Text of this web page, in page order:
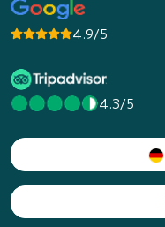
4.9/5
4.3/5